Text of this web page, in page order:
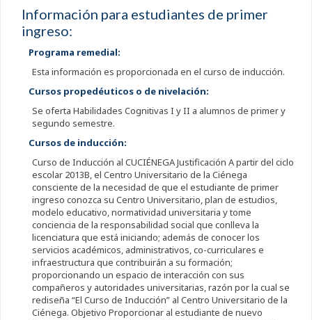
Información para estudiantes de primer
ingreso:
Programa remedial:
Esta información es proporcionada en el curso de inducción.
Cursos propedéuticos o de nivelación:
Se oferta Habilidades Cognitivas I y II a alumnos de primer y
segundo semestre.
Cursos de inducción:
Curso de Inducción al CUCIÉNEGA Justificación A partir del ciclo
escolar 2013B, el Centro Universitario de la Ciénega
consciente de la necesidad de que el estudiante de primer
ingreso conozca su Centro Universitario, plan de estudios,
modelo educativo, normatividad universitaria y tome
conciencia de la responsabilidad social que conlleva la
licenciatura que está iniciando; además de conocer los
servicios académicos, administrativos, co-curriculares e
infraestructura que contribuirán a su formación;
proporcionando un espacio de interacción con sus
compañeros y autoridades universitarias, razón por la cual se
rediseña “El Curso de Inducción” al Centro Universitario de la
Ciénega. Objetivo Proporcionar al estudiante de nuevo